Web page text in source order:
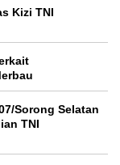
Kizi TNI
Sorong Selatan
TNI